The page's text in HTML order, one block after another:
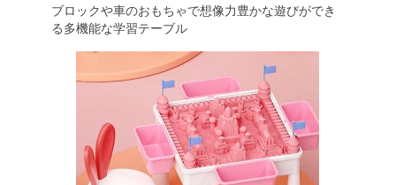
ブロックや車のおもちゃで想像力豊かな遊びができ
る多機能な学習テーブル